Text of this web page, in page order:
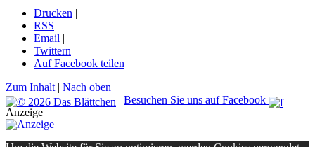
Drucken |
RSS |
Email |
Twittern |
Auf Facebook teilen
Zum Inhalt | Nach oben
| Besuchen Sie uns auf Facebook
Anzeige